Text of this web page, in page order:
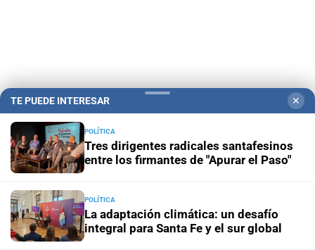
Campolitoral
Podcasts Mirador Provincial
Notife Educacion SF
TE PUEDE INTERESAR ✕
POLÍTICA
Tres dirigentes radicales santafesinos
entre los firmantes de "Apurar el Paso"
POLÍTICA
La adaptación climática: un desafío
integral para Santa Fe y el sur global